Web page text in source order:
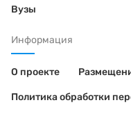
Вузы
Информация
О проекте
Политика обработки